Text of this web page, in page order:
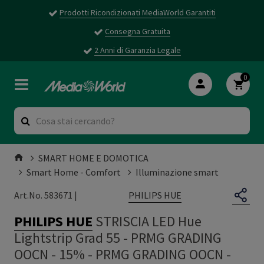
Prodotti Ricondizionati MediaWorld Garantiti
Consegna Gratuita
2 Anni di Garanzia Legale
0
SMART HOME E DOMOTICA
Smart Home - Comfort
Illuminazione smart
Art.No. 583671 |
PHILIPS HUE
PHILIPS HUE STRISCIA LED Hue
Lightstrip Grad 55 - PRMG GRADING
OOCN - 15% - PRMG GRADING OOCN -